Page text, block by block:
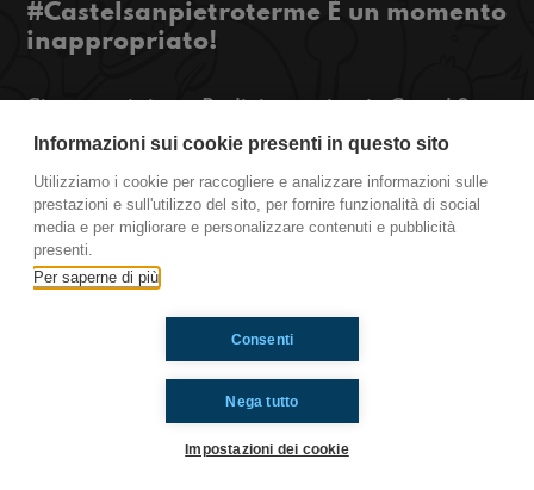
#Castelsanpietroterme È un momento
inappropriato!
Pietro Terme e oggi parliamo di situazioni
imbarazzanti. Non vi diciamo nulla restate con
noi!
Castel San Pietro Terme
Ti è piaciuto? Condividilo!
Informazioni sui cookie presenti in questo sito
Utilizziamo i cookie per raccogliere e analizzare informazioni sulle
prestazioni e sull'utilizzo del sito, per fornire funzionalità di social
media e per migliorare e personalizzare contenuti e pubblicità
presenti.
Per saperne di più
Nega tutto
Consenti
Impostazioni dei cookie